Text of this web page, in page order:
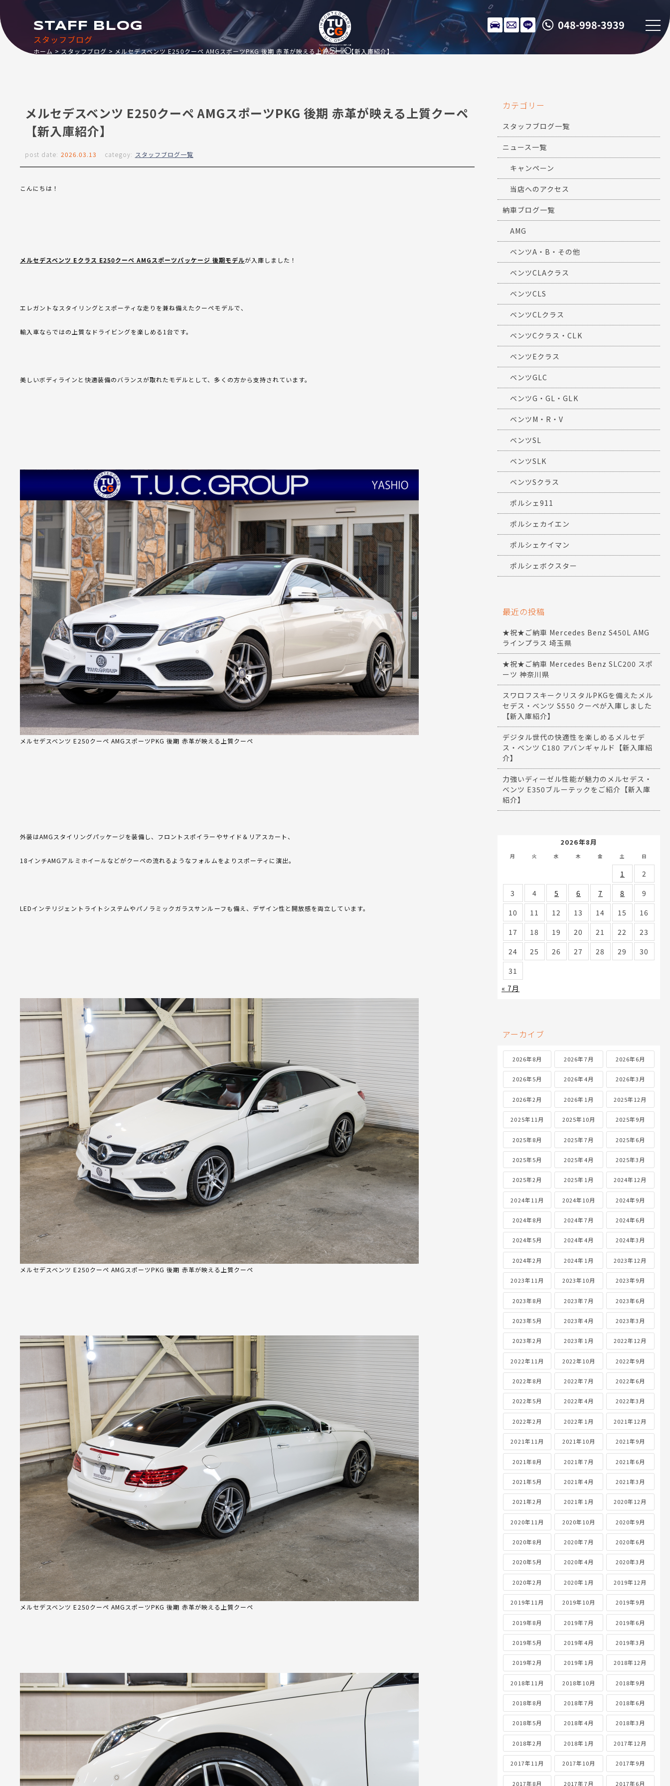
048-998-3939
スタッフブログ
STAFF BLOG
ホーム スタッフブログ メルセデスベンツ E250クーペ AMGスポーツPKG 後期 赤革が映える上質クーペ【新入庫紹介】
メルセデスベンツ E250クーペ AMGスポーツPKG 後期 赤革が映える上質クーペ
【新入庫紹介】
post date: 2026.03.13 categoy: スタッフブログ一覧
こんにちは！
メルセデスベンツ Eクラス E250クーペ AMGスポーツパッケージ 後期モデルが入庫しました！
エレガントなスタイリングとスポーティな走りを兼ね備えたクーペモデルで、
輸入車ならではの上質なドライビングを楽しめる1台です。
美しいボディラインと快適装備のバランスが取れたモデルとして、多くの方から支持されています。
メルセデスベンツ E250クーペ AMGスポーツPKG 後期 赤革が映える上質クーペ
外装はAMGスタイリングパッケージを装備し、フロントスポイラーやサイド＆リアスカート、
18インチAMGアルミホイールなどがクーペの流れるようなフォルムをよりスポーティに演出。
LEDインテリジェントライトシステムやパノラミックガラスサンルーフも備え、デザイン性と開放感を両立しています。
メルセデスベンツ E250クーペ AMGスポーツPKG 後期 赤革が映える上質クーペ
メルセデスベンツ E250クーペ AMGスポーツPKG 後期 赤革が映える上質クーペ
カテゴリー
スタッフブログ一覧
ニュース一覧
キャンペーン
当店へのアクセス
納車ブログ一覧
AMG
ベンツA・B・その他
ベンツCLAクラス
ベンツCLS
ベンツCLクラス
ベンツCクラス・CLK
ベンツEクラス
ベンツGLC
ベンツG・GL・GLK
ベンツM・R・V
ベンツSL
ベンツSLK
ベンツSクラス
ポルシェ911
ポルシェカイエン
ポルシェケイマン
ポルシェボクスター
最近の投稿
★祝★ご納車 Mercedes Benz S450L AMG
ラインプラス 埼玉県
★祝★ご納車 Mercedes Benz SLC200 スポ
ーツ 神奈川県
スワロフスキークリスタルPKGを備えたメル
セデス・ベンツ S550 クーペが入庫しました
【新入庫紹介】
デジタル世代の快適性を楽しめるメルセデ
ス・ベンツ C180 アバンギャルド【新入庫紹
介】
力強いディーゼル性能が魅力のメルセデス・
ベンツ E350ブルーテックをご紹介【新入庫
紹介】
2026年8月
月 火 水 木 金 土 日
1
2
3
4 5 6 7 8
9
10
11 12 13 14 15
16
17
18 19 20 21 22
23
24
25 26 27 28 29
30
31
« 7月
アーカイブ
2026年8月 2026年7月 2026年6月
2026年5月 2026年4月 2026年3月
2026年2月 2026年1月 2025年12月
2025年11月 2025年10月 2025年9月
2025年8月 2025年7月 2025年6月
2025年5月 2025年4月 2025年3月
2025年2月 2025年1月 2024年12月
2024年11月 2024年10月 2024年9月
2024年8月 2024年7月 2024年6月
2024年5月 2024年4月 2024年3月
2024年2月 2024年1月 2023年12月
2023年11月 2023年10月 2023年9月
2023年8月 2023年7月 2023年6月
2023年5月 2023年4月 2023年3月
2023年2月 2023年1月 2022年12月
2022年11月 2022年10月 2022年9月
2022年8月 2022年7月 2022年6月
2022年5月 2022年4月 2022年3月
2022年2月 2022年1月 2021年12月
2021年11月 2021年10月 2021年9月
2021年8月 2021年7月 2021年6月
2021年5月 2021年4月 2021年3月
2021年2月 2021年1月 2020年12月
2020年11月 2020年10月 2020年9月
2020年8月 2020年7月 2020年6月
2020年5月 2020年4月 2020年3月
2020年2月 2020年1月 2019年12月
2019年11月 2019年10月 2019年9月
2019年8月 2019年7月 2019年6月
2019年5月 2019年4月 2019年3月
2019年2月 2019年1月 2018年12月
2018年11月 2018年10月 2018年9月
2018年8月 2018年7月 2018年6月
2018年5月 2018年4月 2018年3月
2018年2月 2018年1月 2017年12月
2017年11月 2017年10月 2017年9月
2017年8月 2017年7月 2017年6月